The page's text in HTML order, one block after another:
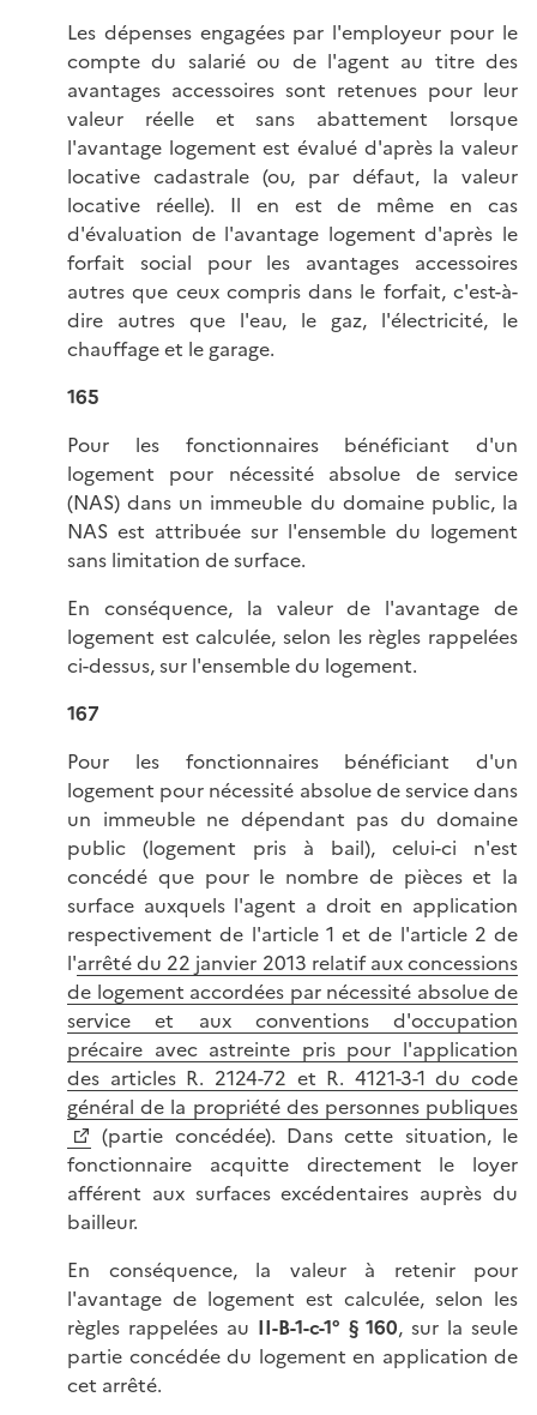
Les dépenses engagées par l'employeur pour le
compte du salarié ou de l'agent au titre des
avantages accessoires sont retenues pour leur
valeur réelle et sans abattement lorsque
l'avantage logement est évalué d'après la valeur
locative cadastrale (ou, par défaut, la valeur
locative réelle). Il en est de même en cas
d'évaluation de l'avantage logement d'après le
forfait social pour les avantages accessoires
autres que ceux compris dans le forfait, c'est-à-
dire autres que l'eau, le gaz, l'électricité, le
chauffage et le garage.
165
Pour les fonctionnaires bénéficiant d'un
logement pour nécessité absolue de service
(NAS) dans un immeuble du domaine public, la
NAS est attribuée sur l'ensemble du logement
sans limitation de surface.
En conséquence, la valeur de l'avantage de
logement est calculée, selon les règles rappelées
ci-dessus, sur l'ensemble du logement.
167
Pour les fonctionnaires bénéficiant d'un
logement pour nécessité absolue de service dans
un immeuble ne dépendant pas du domaine
public (logement pris à bail), celui-ci n'est
concédé que pour le nombre de pièces et la
surface auxquels l'agent a droit en application
respectivement de l'article 1 et de l'article 2 de
l'arrêté du 22 janvier 2013 relatif aux concessions
de logement accordées par nécessité absolue de
service et aux conventions d'occupation
précaire avec astreinte pris pour l'application
des articles R. 2124-72 et R. 4121-3-1 du code
général de la propriété des personnes publiques
(partie concédée). Dans cette situation, le
fonctionnaire acquitte directement le loyer
afférent aux surfaces excédentaires auprès du
bailleur.
En conséquence, la valeur à retenir pour
l'avantage de logement est calculée, selon les
règles rappelées au II-B-1-c-1° § 160, sur la seule
partie concédée du logement en application de
cet arrêté.